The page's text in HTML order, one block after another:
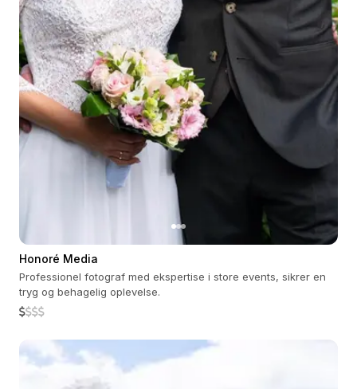
Honoré Media
Professionel fotograf med ekspertise i store events, sikrer en
tryg og behagelig oplevelse.